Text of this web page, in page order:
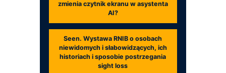
zmienia czytnik ekranu w asystenta
AI?
Seen. Wystawa RNIB o osobach
niewidomych i słabowidzących, ich
historiach i sposobie postrzegania
sight loss